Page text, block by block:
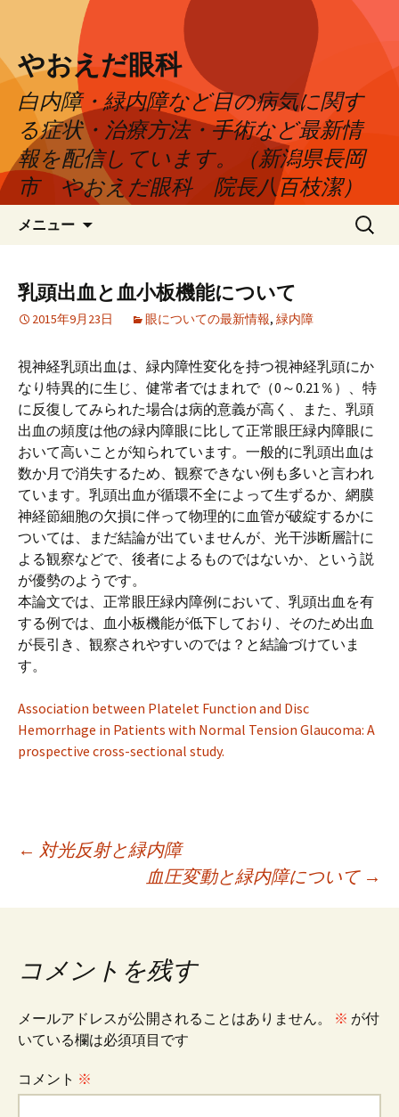
やおえだ眼科
白内障・緑内障など目の病気に関す
る症状・治療方法・手術など最新情
報を配信しています。（新潟県長岡
市 やおえだ眼科 院長八百枝潔）
メニュー
ツ
へ
キ
ッ
プ
検
索:
乳頭出血と血小板機能について
2015年9月23日 眼についての最新情報, 緑内障
視神経乳頭出血は、緑内障性変化を持つ視神経乳頭にか
なり特異的に生じ、健常者ではまれで（0～0.21％）、特
に反復してみられた場合は病的意義が高く、また、乳頭
出血の頻度は他の緑内障眼に比して正常眼圧緑内障眼に
おいて高いことが知られています。一般的に乳頭出血は
数か月で消失するため、観察できない例も多いと言われ
ています。乳頭出血が循環不全によって生ずるか、網膜
神経節細胞の欠損に伴って物理的に血管が破綻するかに
ついては、まだ結論が出ていませんが、光干渉断層計に
よる観察などで、後者によるものではないか、という説
が優勢のようです。
本論文では、正常眼圧緑内障例において、乳頭出血を有
する例では、血小板機能が低下しており、そのため出血
が長引き、観察されやすいのでは？と結論づけていま
す。
Association between Platelet Function and Disc
Hemorrhage in Patients with Normal Tension Glaucoma: A
prospective cross-sectional study.
投
稿
ナ
ビ
ゲ
← 対光反射と緑内障
血圧変動と緑内障について →
コメントを残す
メールアドレスが公開されることはありません。 ※ が付
いている欄は必須項目です
コメント ※